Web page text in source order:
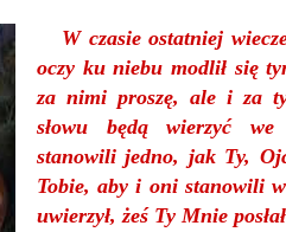
W czasie ostatniej
oczy ku niebu modlił się
za nimi proszę, ale i za
słowu będą wierzyć
stanowili jedno, jak Ty,
Tobie, aby i oni stanowili
uwierzył, żeś Ty Mnie